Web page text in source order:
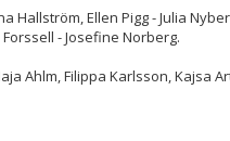
Hallström, Ellen Pigg - Julia
- Josefine Norberg.
Ahlm, Filippa Karlsson, Kajsa